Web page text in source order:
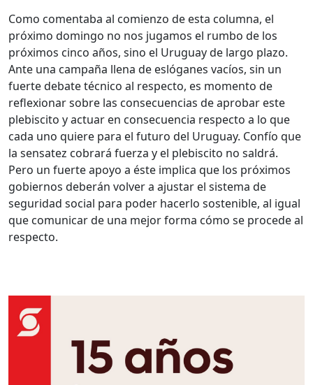
Como comentaba al comienzo de esta columna, el
próximo domingo no nos jugamos el rumbo de los
próximos cinco años, sino el Uruguay de largo plazo.
Ante una campaña llena de eslóganes vacíos, sin un
fuerte debate técnico al respecto, es momento de
reflexionar sobre las consecuencias de aprobar este
plebiscito y actuar en consecuencia respecto a lo que
cada uno quiere para el futuro del Uruguay. Confío que
la sensatez cobrará fuerza y el plebiscito no saldrá.
Pero un fuerte apoyo a éste implica que los próximos
gobiernos deberán volver a ajustar el sistema de
seguridad social para poder hacerlo sostenible, al igual
que comunicar de una mejor forma cómo se procede al
respecto.